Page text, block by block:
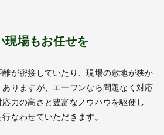
現場もお任せを
が密接していたり、現場の敷地が狭か
りますが、エーワンなら問題なく対応
力の高さと豊富なノウハウを駆使し
なわせていただきます。